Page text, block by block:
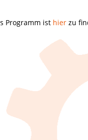
Programm ist hier zu